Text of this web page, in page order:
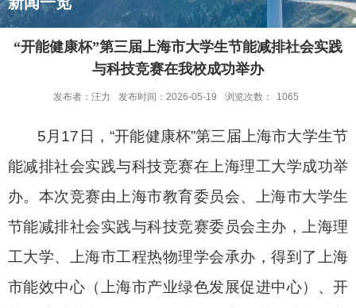
“开能健康杯”第三届上海市大学生节能减排社会实践
与科技竞赛在我校成功举办
发布者：汪力 发布时间：2026-05-19 浏览次数： 1065
5 月 17 日，“开能健康杯”第三届上海市大学生节
能减排社会实践与科技竞赛在上海理工大学成功举
办。本次竞赛由上海市教育委员会、上海市大学生
节能减排社会实践与科技竞赛委员会主办，上海理
工大学、上海市工程热物理学会承办，得到了上海
市能效中心（上海市产业绿色发展促进中心）、开